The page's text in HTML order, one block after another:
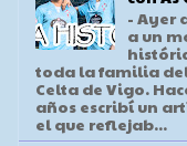
- Ayer
a un
toda la familia del
Celta de Vigo.
años escribí un
el que reflejab...